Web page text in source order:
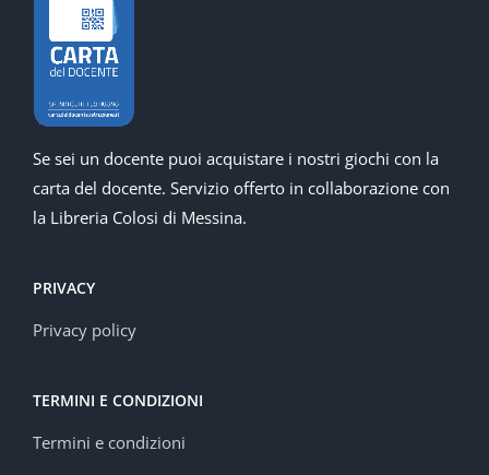
Se sei un docente puoi acquistare i nostri giochi con la
carta del docente. Servizio offerto in collaborazione con
la Libreria Colosi di Messina.
PRIVACY
Privacy policy
TERMINI E CONDIZIONI
Termini e condizioni